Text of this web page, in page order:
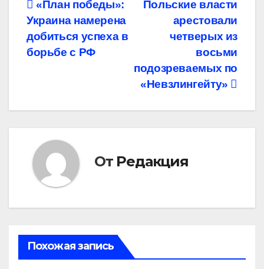
Навигация
по
записям
Польские власти
арестовали
четверых из
восьми
подозреваемых по
«Невзлингейту»
«План победы»:
Украина намерена
добиться успеха в
борьбе с РФ
От Редакция
Похожая запись